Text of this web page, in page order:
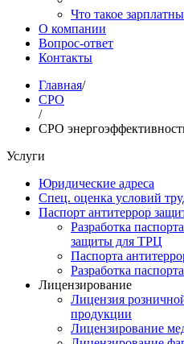
Что такое
О компании
Вопрос-ответ
Контакты
Главная/
СРО
/
СРО
Услуги
Юридические адреса
Спец. оценка условий
Паспорт антитеррор
Разработка
защиты для ТРЦ
Паспорта
Разработка
Лицензирование
Лицензия
продукции
Лицензирование